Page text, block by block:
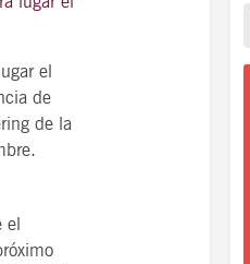
el
de
de la
el
2026
NOTAS DEL VINO.